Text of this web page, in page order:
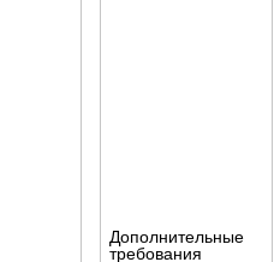
Дополнительные
требования